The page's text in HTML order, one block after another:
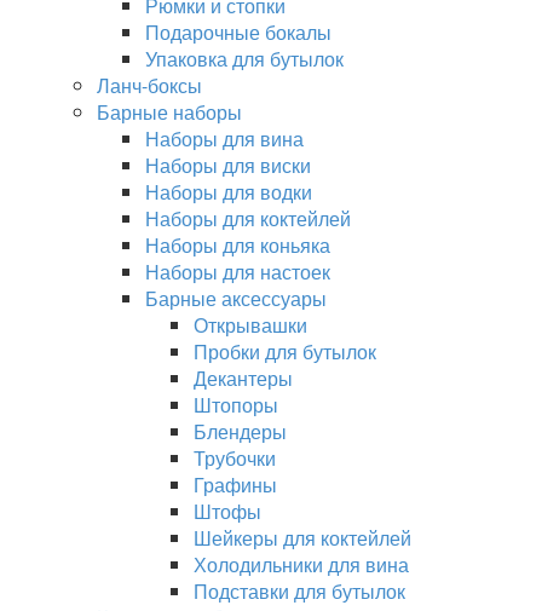
Подарочные бокалы
Упаковка для бутылок
Ланч-боксы
Барные наборы
Наборы для вина
Наборы для виски
Наборы для водки
Наборы для коктейлей
Наборы для коньяка
Наборы для настоек
Барные аксессуары
Открывашки
Пробки для бутылок
Декантеры
Штопоры
Блендеры
Трубочки
Графины
Штофы
Шейкеры для коктейлей
Холодильники для вина
Подставки для бутылок